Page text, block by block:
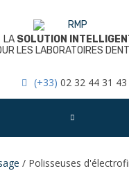
LA SOLUTION
LES LABORATOIRES
(+33) 02 32 44 31 43
/ Polisseuses